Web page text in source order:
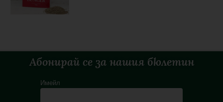
Абонирай се за нашия бюлетин
Имейл